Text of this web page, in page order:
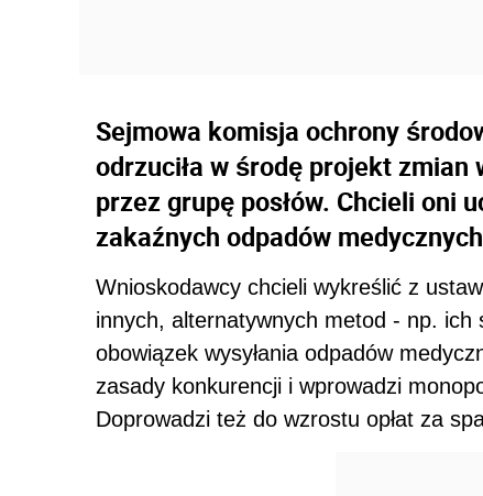
Sejmowa komisja ochrony
odrzuciła w środę projekt
przez grupę posłów. Chcieli oni
zakaźnych odpadów
Wnioskodawcy chcieli wykreślić z
innych, alternatywnych metod - np. ich
obowiązek wysyłania odpadów
zasady konkurencji i wprowadzi
Doprowadzi też do wzrostu opłat za